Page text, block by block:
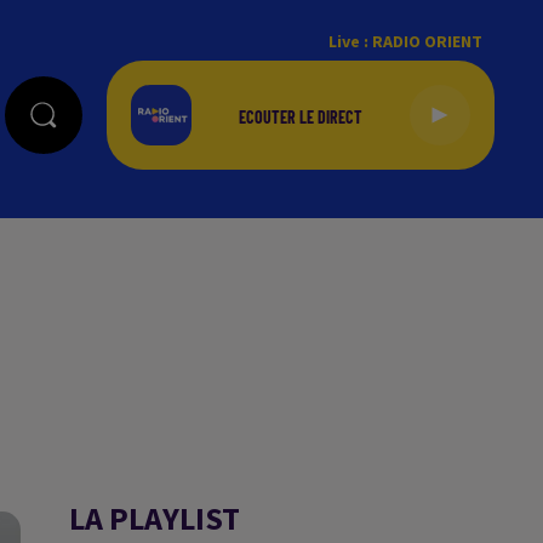
Live : RADIO ORIENT
LA PLAYLIST